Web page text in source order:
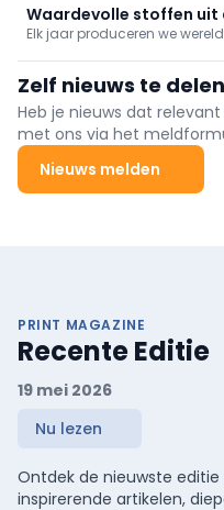
nieuwe drinkwaterplan.
Waardevolle stoffen
Elk jaar produceren we
bacteriën zouden we deze
Zelf nieuws te
Heb je nieuws dat
met ons via het
Nieuws melden
PRINT MAGAZINE
Recente Editie
19 mei 2026
Nu lezen
Ontdek de nieuwste
inspirerende artikelen,